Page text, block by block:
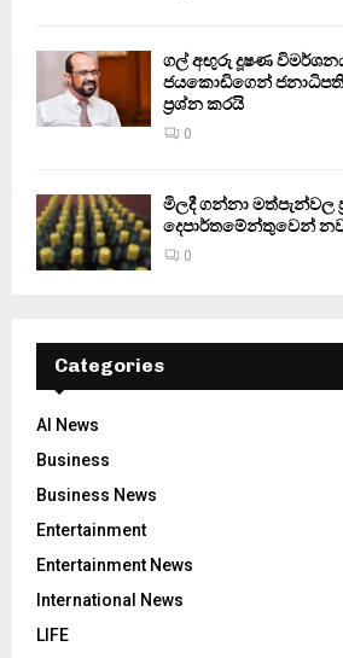
ගල් අඟුරු දූෂණ
ජයකොඩිගෙන්
ප්‍රශ්න කරයි
0
මිලදී ගන්නා මත්පැන්වල
දෙපාර්තමේන්තුවෙන්
0
Categories
AI News
Business
Business News
Entertainment
Entertainment News
International News
LIFE